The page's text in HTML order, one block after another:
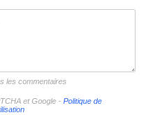
les commentaires
et Google - Politique de